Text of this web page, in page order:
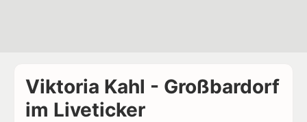
Viktoria Kahl - Großbardorf
im Liveticker